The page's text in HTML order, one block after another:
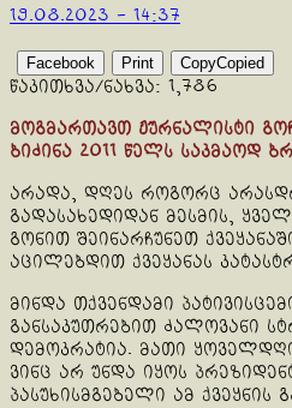
19.08.2023 - 14:37
Facebook Print CopyCopied
წაკითხვა/ნახვა: 1,786
მოგმართავთ ჟურნალისტი
ბიძინა 2011 წელს საკმაოდ
არადა, დღეს როგორც
გადასახედიდან მესმის,
გონით შეინარჩუნეთ
აცილებდით ქვეყანას
მინდა თქვენდამი
განსაკუთრებით ძალოვანი
დემოკრატია. მათი
ვინც არ უნდა იყოს
პასუხისმგებელი ამ ქვეყნის